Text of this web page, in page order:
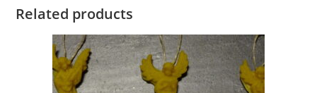
Related products